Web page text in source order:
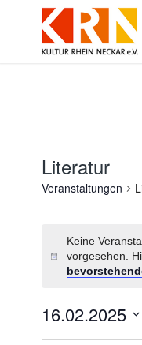
Literatur
Veranstaltungen
16.
Februar
2025
Hinweis
Keine
vorgesehen.
16.02.2025